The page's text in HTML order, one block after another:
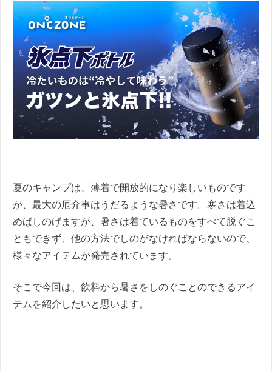
夏のキャンプは、薄着で開放的になり楽しいものです
が、最大の厄介事はうだるような暑さです。寒さは着込
めばしのげますが、暑さは着ているものをすべて脱ぐこ
ともできず、他の方法でしのがなければならないので、
様々なアイテムが発売されています。
そこで今回は、飲料から暑さをしのぐことのできるアイ
テムを紹介したいと思います。